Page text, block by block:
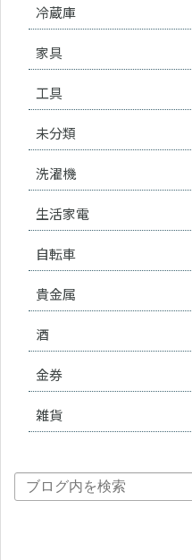
冷蔵庫
家具
工具
未分類
洗濯機
生活家電
自転車
貴金属
酒
金券
雑貨